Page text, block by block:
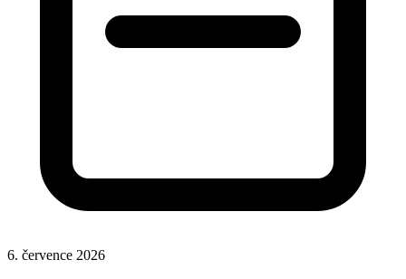
6. července 2026